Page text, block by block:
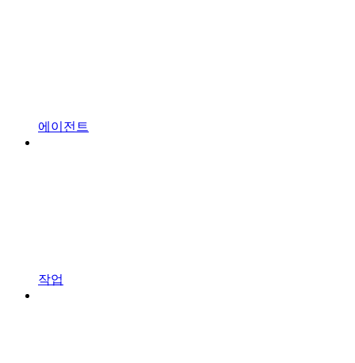
에이전트
작업